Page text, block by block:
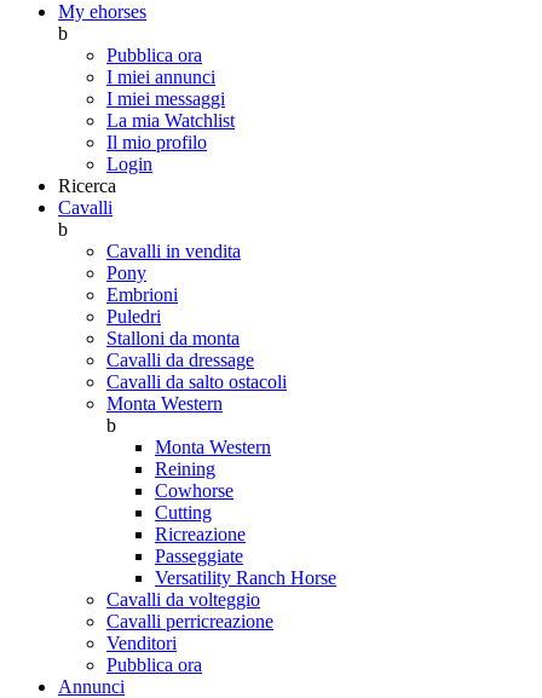
My ehorses
b
Pubblica ora
I miei annunci
I miei messaggi
La mia Watchlist
Il mio profilo
Login
Ricerca
Cavalli
b
Cavalli in vendita
Pony
Embrioni
Puledri
Stalloni da monta
Cavalli da dressage
Cavalli da salto ostacoli
Monta Western
b
Monta Western
Reining
Cowhorse
Cutting
Ricreazione
Passeggiate
Versatility Ranch Horse
Cavalli da volteggio
Cavalli perricreazione
Venditori
Pubblica ora
Annunci